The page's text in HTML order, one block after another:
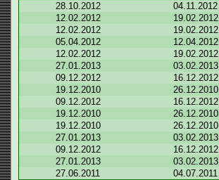
28.10.2012
04.11.2012
12.02.2012
19.02.2012
12.02.2012
19.02.2012
05.04.2012
12.04.2012
12.02.2012
19.02.2012
27.01.2013
03.02.2013
09.12.2012
16.12.2012
19.12.2010
26.12.2010
09.12.2012
16.12.2012
19.12.2010
26.12.2010
19.12.2010
26.12.2010
27.01.2013
03.02.2013
09.12.2012
16.12.2012
27.01.2013
03.02.2013
27.06.2011
04.07.2011